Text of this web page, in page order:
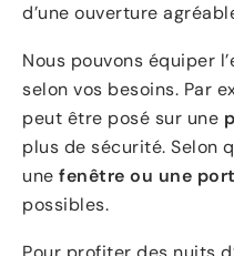
d’une ouverture
Nous pouvons équiper
selon vos besoins. Par
peut être posé sur une
plus de sécurité. Selon
une fenêtre ou une
possibles.